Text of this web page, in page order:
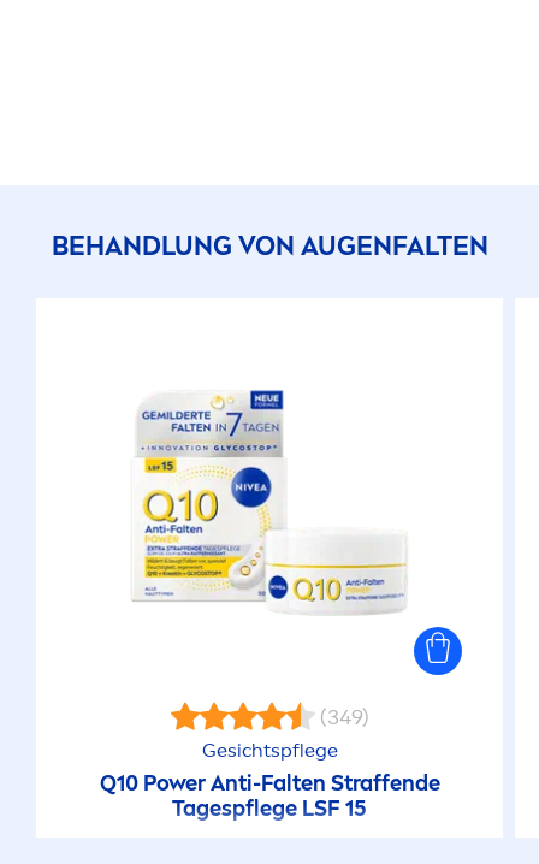
BEHANDLUNG VON AUGENFALTEN
(349)
Gesichtspflege
Q10 Power Anti-Falten Straffende
Tagespflege LSF 15